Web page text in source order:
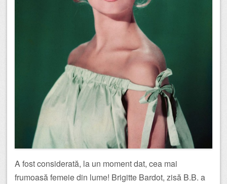
A fost considerată, la un moment dat, cea mai
frumoasă femeie din lume! Brigitte Bardot, zisă B.B. a